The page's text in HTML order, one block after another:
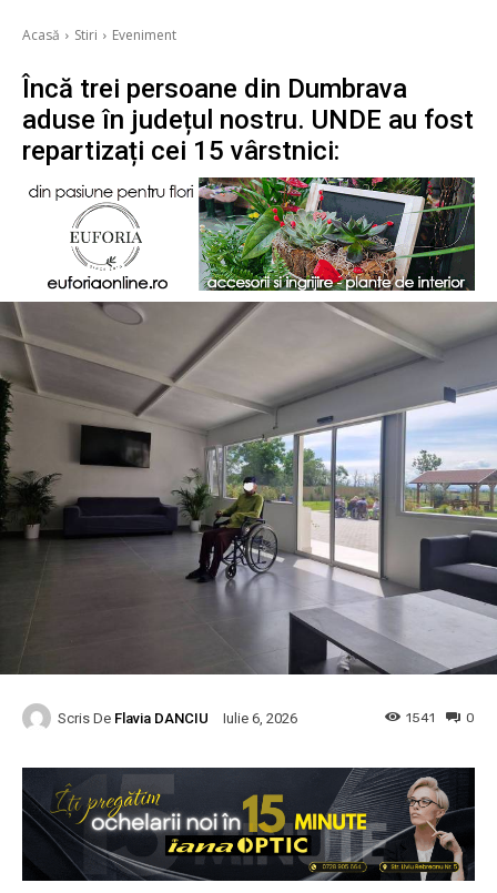
Acasă Stiri Eveniment
Încă trei persoane din Dumbrava
aduse în județul nostru. UNDE au fost
repartizați cei 15 vârstnici:
Scris De Flavia DANCIU Iulie 6, 2026 0
1541